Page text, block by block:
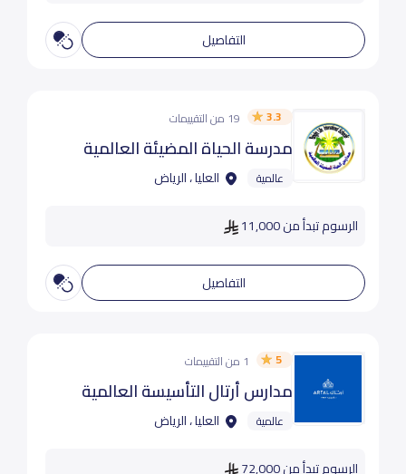
التفاصيل
3.3 19 من التقييمات
مدرسة الحياة المضيئة العالمية
عالمية العليا ، الرياض
الرسوم تبدأ من 11,000
التفاصيل
5 1 من التقييمات
مدارس أرتال التأسيسة العالمية
عالمية العليا ، الرياض
الرسوم تبدأ من 72,000